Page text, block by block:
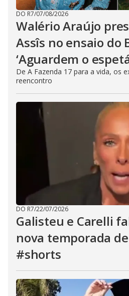
DO R7/07/08/2026
Walério Araújo
Assîs no ensaio do
‘Aguardem o
De A Fazenda 17 para a vida, os
reencontro
DO R7/22/07/2026
Galisteu e Carelli
nova temporada
#shorts